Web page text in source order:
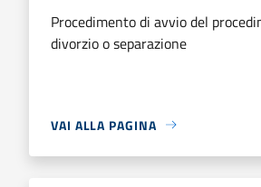
Procedimento di avvio del
divorzio o separazione
VAI ALLA PAGINA